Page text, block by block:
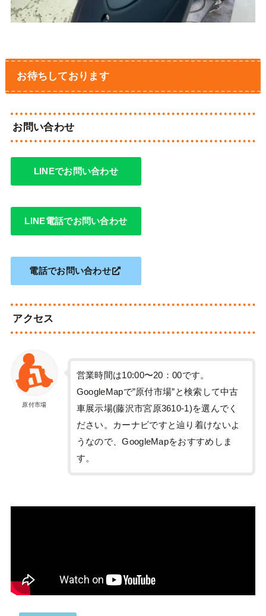
お待ちしております
お問い合わせ
LINEでお問い合わせ
LINE電話でお問い合わせ
電話でお問い合わせ
アクセス
原付市場
営業時間は10:00〜20：00です。
GoogleMapで”原付市場”と検索して中古
車展示場(藤沢市宮原3610-1)を選んでく
ださい。カーナビですと辿り着けないよ
うなので、GoogleMapをおすすめしま
す。